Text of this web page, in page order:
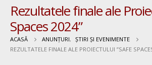
Rezultatele finale ale
Spaces 2024”
ACASĂ ANUNȚURI, ȘTIRI ȘI EVENIMENTE
REZULTATELE FINALE ALE PROIECTULUI ”SAFE